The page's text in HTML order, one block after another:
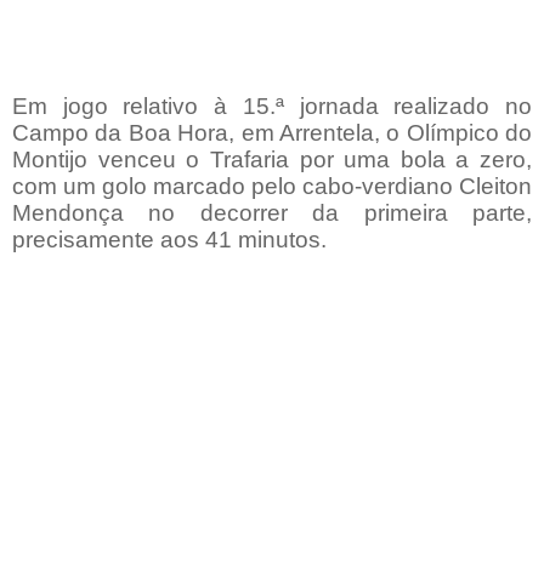
Em jogo relativo à 15.ª jornada realizado no
Campo da Boa Hora, em Arrentela, o Olímpico do
Montijo venceu o Trafaria por uma bola a zero,
com um golo marcado pelo cabo-verdiano Cleiton
Mendonça no decorrer da primeira parte,
precisamente aos 41 minutos.